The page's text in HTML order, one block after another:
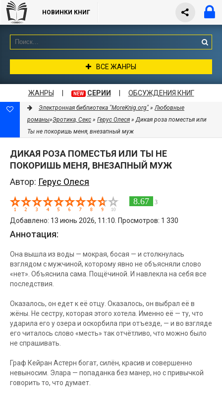
НОВИНКИ КНИГ
ВСЕ ЖАНРЫ
ЖАНРЫ NEW СЕРИИ ОБСУЖДЕНИЯ КНИГ
Электронная библиотека "MoreKnig.org" »Любовные
романы»Эротика, Секс » Герус Олеся » Дикая роза поместья или
Ты не покоришь меня, внезапный муж
ДИКАЯ РОЗА ПОМЕСТЬЯ ИЛИ ТЫ НЕ
ПОКОРИШЬ МЕНЯ, ВНЕЗАПНЫЙ МУЖ
Автор: Герус Олеся
8.67 3
Добавлено: 13 июнь 2026, 11:10. Просмотров: 1 330
Аннотация:
Она вышла из воды — мокрая, босая — и столкнулась
взглядом с мужчиной, которому явно не объясняли слово
«нет». Объяснила сама. Пощёчиной. И навлекла на себя все
последствия.
Оказалось, он едет к её отцу. Оказалось, он выбрал её в
жёны. Не сестру, которая этого хотела. Именно её — ту, что
ударила его у озера и оскорбила при отъезде, — и во взгляде
его читалось слово «месть» так отчётливо, что можно было
не спрашивать.
Граф Кейран Астерн богат, силён, красив и совершенно
невыносим. Элара — попаданка без манер, но с привычкой
говорить то, что думает.